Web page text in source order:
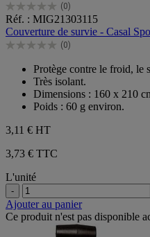
(0)
0.0
sur
5
étoiles.
Réf. : MIG21303115
Couverture de survie - Casal
(0)
0.0
étoiles.
Protège contre le froid, le
Très isolant.
Dimensions : 160 x 210
Poids : 60 g environ.
3,11 € HT
3,73 € TTC
L'unité
-
Ajouter au panier
Ce produit n'est pas disponible